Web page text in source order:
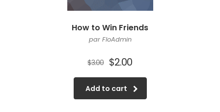
How to Win Friends
par FloAdmin
$3.00 $2.00
Add to cart